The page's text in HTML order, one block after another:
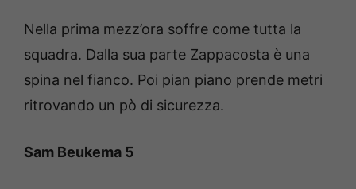
Nella prima mezz’ora soffre come tutta la
squadra. Dalla sua parte Zappacosta è una
spina nel fianco. Poi pian piano prende metri
ritrovando un pò di sicurezza.
Sam Beukema 5